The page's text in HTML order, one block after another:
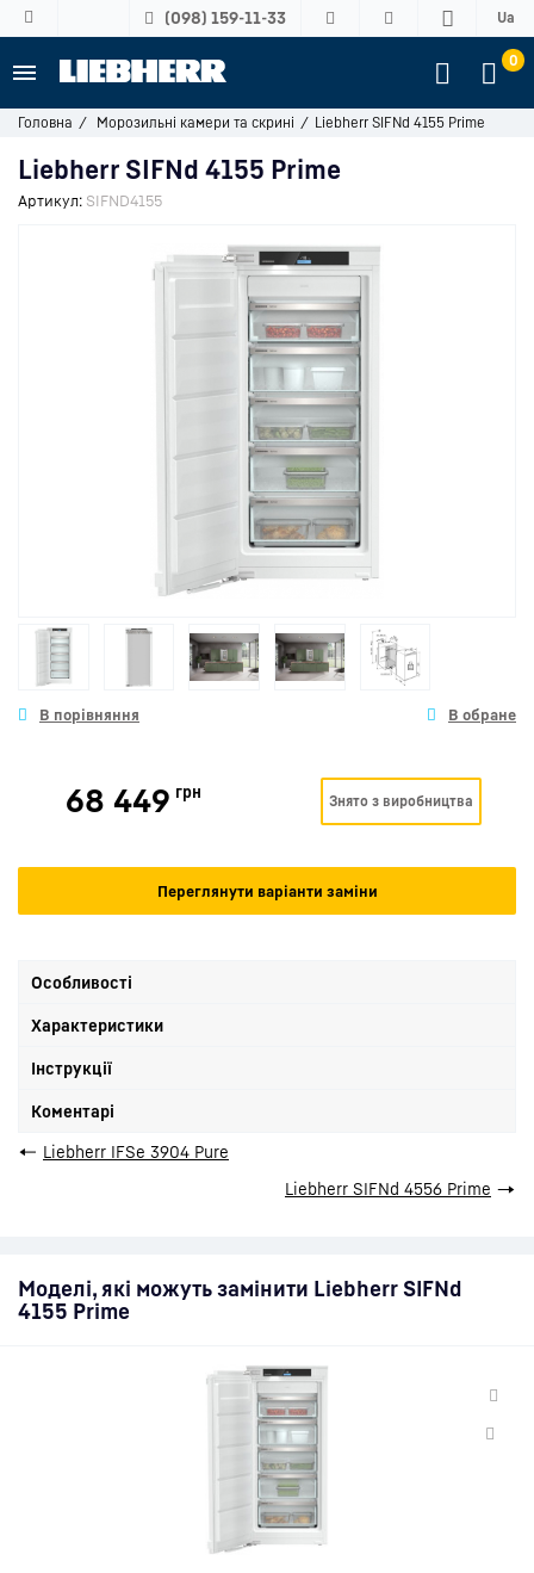
(098) 159-11-33 Ua
0
Головна Морозильні камери та скрині Liebherr SIFNd 4155 Prime
Liebherr SIFNd 4155 Prime
Артикул: SIFND4155
68 449 грн Знято з виробництва
Переглянути варіанти заміни
Особливості
Характеристики
Інструкції
Коментарі
← Liebherr IFSe 3904 Pure
Liebherr SIFNd 4556 Prime →
Моделі, які можуть замінити Liebherr SIFNd
4155 Prime